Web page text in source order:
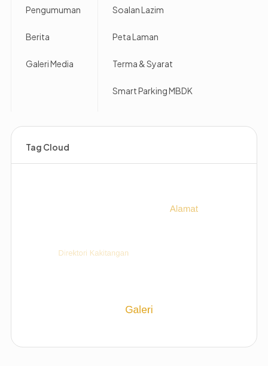
Pengumuman
Berita
Galeri Media
Soalan Lazim
Peta Laman
Terma & Syarat
Smart Parking MBDK
Tag Cloud